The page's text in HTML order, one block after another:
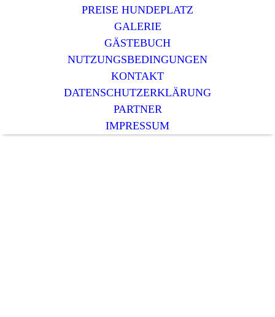
PREISE HUNDEPLATZ
GALERIE
GÄSTEBUCH
NUTZUNGSBEDINGUNGEN
KONTAKT
DATENSCHUTZERKLÄRUNG
PARTNER
IMPRESSUM